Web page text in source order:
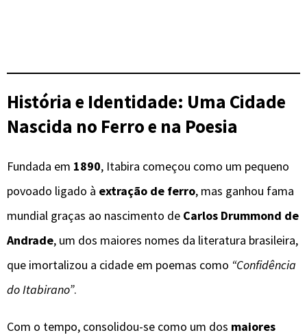
História e Identidade: Uma Cidade
Nascida no Ferro e na Poesia
Fundada em 1890, Itabira começou como um pequeno
povoado ligado à extração de ferro, mas ganhou fama
mundial graças ao nascimento de Carlos Drummond de
Andrade, um dos maiores nomes da literatura brasileira,
que imortalizou a cidade em poemas como “Confidência
do Itabirano”.
Com o tempo, consolidou-se como um dos maiores